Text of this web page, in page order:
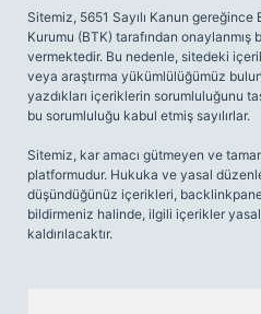
Sitemiz, 5651 Sayılı Kanun
Kurumu (BTK) tarafından onaylanmış
vermektedir. Bu nedenle, sitedeki
veya araştırma yükümlülüğümüz
yazdıkları içeriklerin sorumluluğunu
bu sorumluluğu kabul etmiş sayılırlar.
Sitemiz, kar amacı gütmeyen ve
platformudur. Hukuka ve yasal
düşündüğünüz içerikleri,
bildirmeniz halinde, ilgili içerikler
kaldırılacaktır.